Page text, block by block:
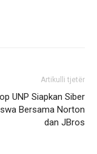
Artikulli tjetër
UNP Siapkan Siber
Bersama Norton
dan JBros